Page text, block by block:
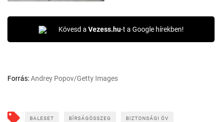
Kövesd a Vezess.hu-t a Google hírekben!
Forrás:Andrey Popov/Getty Images
BALESET BÍRSÁGÖSSZEG BIZTONSÁGI ÖV